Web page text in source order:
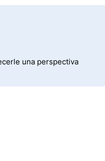
una perspectiva